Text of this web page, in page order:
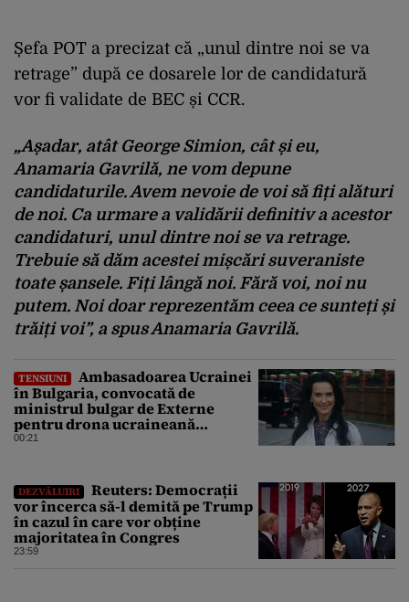
Șefa POT a precizat că „unul dintre noi se va
retrage” după ce dosarele lor de candidatură
vor fi validate de BEC și CCR.
„Așadar, atât George Simion, cât și eu,
Anamaria Gavrilă, ne vom depune
candidaturile. Avem nevoie de voi să fiți alături
de noi. Ca urmare a validării definitiv a acestor
candidaturi, unul dintre noi se va retrage.
Trebuie să dăm acestei mișcări suveraniste
toate șansele. Fiți lângă noi. Fără voi, noi nu
putem. Noi doar reprezentăm ceea ce sunteți și
trăiți voi”, a spus Anamaria Gavrilă.
TENSIUNI
Ambasadoarea Ucrainei
în Bulgaria, convocată de
ministrul bulgar de Externe
pentru drona ucraineană
prăbușită în apropierea
00:21
DEZVĂLUIRI
Reuters: Democrații
vor încerca să-l demită pe Trump
în cazul în care vor obține
majoritatea în Congres
23:59